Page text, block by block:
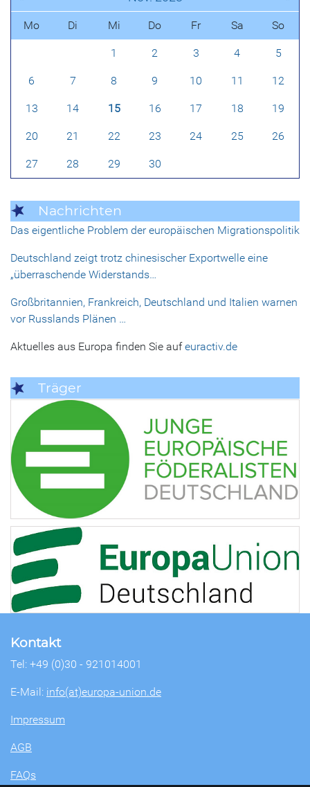
Mo Di Mi Do Fr Sa So
1 2 3 4 5
6 7 8 9 10 11 12
13 14 15 16 17 18 19
20 21 22 23 24 25 26
27 28 29 30
Nachrichten
Das eigentliche Problem der europäischen Migrationspolitik
Deutschland zeigt trotz chinesischer Exportwelle eine
„überraschende Widerstands…
Großbritannien, Frankreich, Deutschland und Italien warnen
vor Russlands Plänen …
Aktuelles aus Europa finden Sie aufeuractiv.de
Träger
Kontakt
Tel: +49 (0)30 - 921014001
E-Mail: info(at)europa-union.de
Impressum
AGB
FAQs